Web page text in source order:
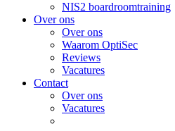
NIS2 boardroomtraining
Over ons
Over ons
Waarom OptiSec
Reviews
Vacatures
Contact
Over ons
Vacatures